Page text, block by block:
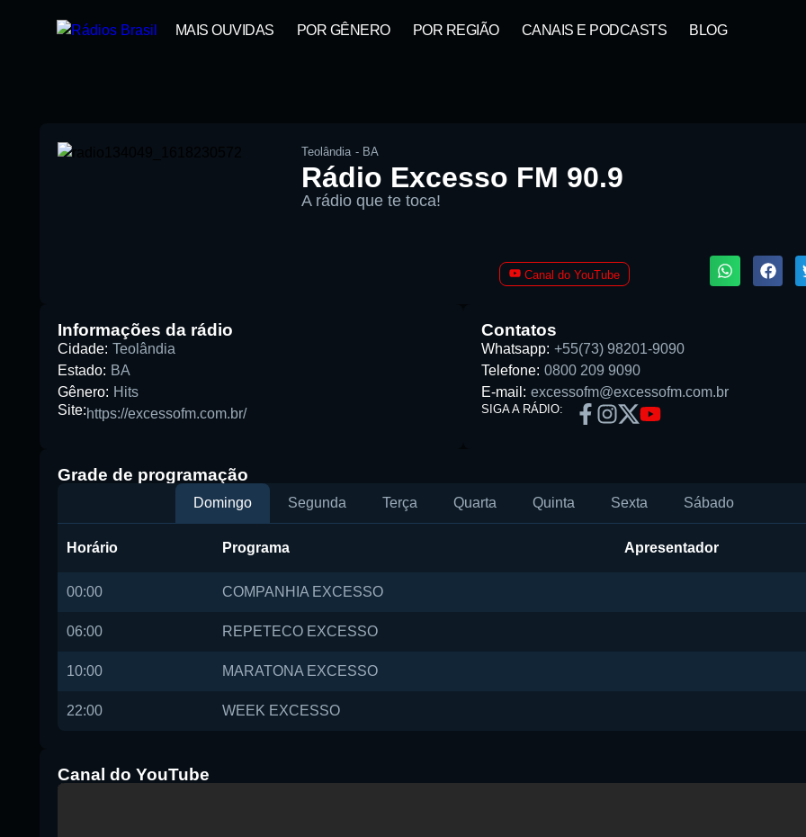
MAIS OUVIDAS POR GÊNERO POR REGIÃO CANAIS E PODCASTS BLOG
Buscar rádio
Teolândia - BA
Rádio Excesso FM 90.9
A rádio que te toca!
Canal do YouTube
Informações da rádio
Cidade: Teolândia
Estado: BA
Gênero: Hits
Site:https://excessofm.com.br/
Contatos
Whatsapp: +55(73) 98201-9090
Telefone: 0800 209 9090
E-mail: excessofm@excessofm.com.br
SIGA A RÁDIO:
Grade de programação
Domingo Segunda Terça Quarta Quinta Sexta Sábado
Horário Programa Apresentador
00:00 COMPANHIA EXCESSO
06:00 REPETECO EXCESSO
10:00 MARATONA EXCESSO
22:00 WEEK EXCESSO
Canal do YouTube